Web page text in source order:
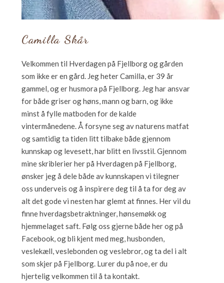
Camilla Skår
Velkommen til Hverdagen på Fjellborg og gården
som ikke er en gård. Jeg heter Camilla, er 39 år
gammel, og er husmora på Fjellborg. Jeg har ansvar
for både griser og høns, mann og barn, og ikke
minst å fylle matboden for de kalde
vintermånedene. Å forsyne seg av naturens matfat
og samtidig ta tiden litt tilbake både gjennom
kunnskap og levesett, har blitt en livsstil. Gjennom
mine skriblerier her på Hverdagen på Fjellborg,
ønsker jeg å dele både av kunnskapen vi tilegner
oss underveis og å inspirere deg til å ta for deg av
alt det gode vi nesten har glemt at finnes. Her vil du
finne hverdagsbetraktninger, hønsemøkk og
hjemmelaget saft. Følg oss gjerne både her og på
Facebook, og bli kjent med meg, husbonden,
veslekæll, veslebonden og veslebror, og ta del i alt
som skjer på Fjellborg. Lurer du på noe, er du
hjertelig velkommen til å ta kontakt.